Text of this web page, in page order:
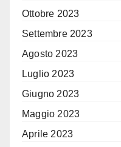
Ottobre 2023
Settembre 2023
Agosto 2023
Luglio 2023
Giugno 2023
Maggio 2023
Aprile 2023